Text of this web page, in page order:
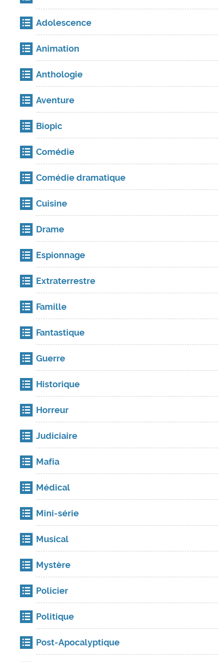
Adolescence
Animation
Anthologie
Aventure
Biopic
Comédie
Comédie dramatique
Cuisine
Drame
Espionnage
Extraterrestre
Famille
Fantastique
Guerre
Historique
Horreur
Judiciaire
Mafia
Médical
Mini-série
Musical
Mystère
Policier
Politique
Post-Apocalyptique